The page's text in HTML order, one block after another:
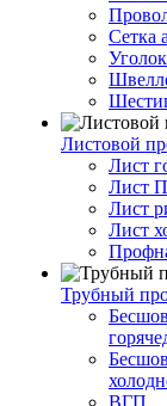
Сетка
Листовой
Лист
Лист
Лист
Лист
Трубный
ВГП